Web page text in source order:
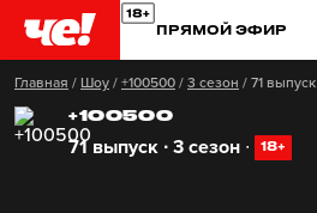
ПРЯМОЙ ЭФИР
Главная / Шоу / +100500 / 3 сезон / 71 выпуск
+100500
71 выпуск ∙ 3 сезон ∙ 18+